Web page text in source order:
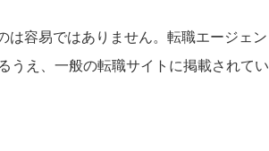
容易ではありません。転職エージェン
うえ、一般の転職サイトに掲載されて